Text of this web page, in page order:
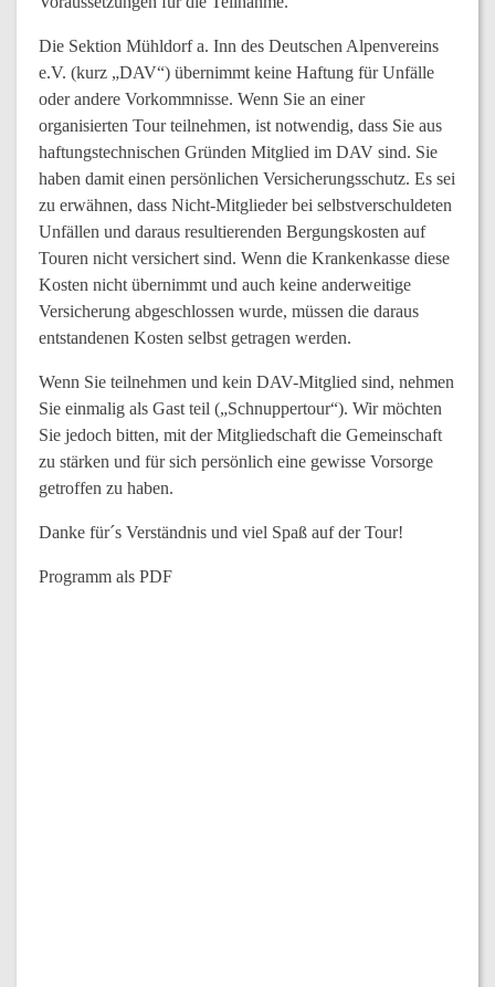
Die Sektion Mühldorf a. Inn des Deutschen Alpenvereins
e.V. (kurz „DAV“) übernimmt keine Haftung für Unfälle
oder andere Vorkommnisse. Wenn Sie an einer
organisierten Tour teilnehmen, ist notwendig, dass Sie aus
haftungstechnischen Gründen Mitglied im DAV sind. Sie
haben damit einen persönlichen Versicherungsschutz. Es sei
zu erwähnen, dass Nicht-Mitglieder bei selbstverschuldeten
Unfällen und daraus resultierenden Bergungskosten auf
Touren nicht versichert sind. Wenn die Krankenkasse diese
Kosten nicht übernimmt und auch keine anderweitige
Versicherung abgeschlossen wurde, müssen die daraus
entstandenen Kosten selbst getragen werden.
Wenn Sie teilnehmen und kein DAV-Mitglied sind, nehmen
Sie einmalig als Gast teil („Schnuppertour“). Wir möchten
Sie jedoch bitten, mit der Mitgliedschaft die Gemeinschaft
zu stärken und für sich persönlich eine gewisse Vorsorge
getroffen zu haben.
Danke für´s Verständnis und viel Spaß auf der Tour!
Programm als PDF